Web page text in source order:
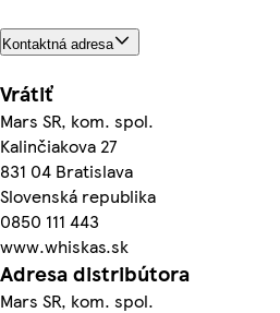
Kontaktná adresa
Vrátiť
Mars SR, kom. spol.
Kalinčiakova 27
831 04 Bratislava
Slovenská republika
0850 111 443
www.whiskas.sk
Adresa distribútora
Mars SR, kom. spol.